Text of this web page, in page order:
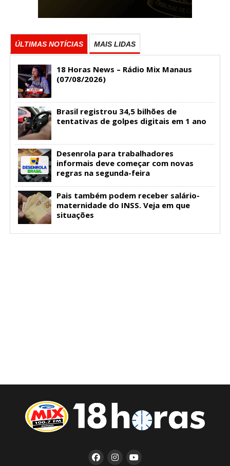
ÚLTIMAS NOTÍCIAS MAIS LIDAS
18 Horas News​​​​​​​​​​​​ – Rádio Mix Manaus
(07/08/2026)
Brasil registrou 34,5 bilhões de
tentativas de golpes digitais em 1 ano
Desenrola para trabalhadores
informais deve começar com novas
regras na segunda-feira
Pais também podem receber salário-
maternidade do INSS. Veja em que
situações